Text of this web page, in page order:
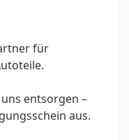
für
entsorgen –
aus.